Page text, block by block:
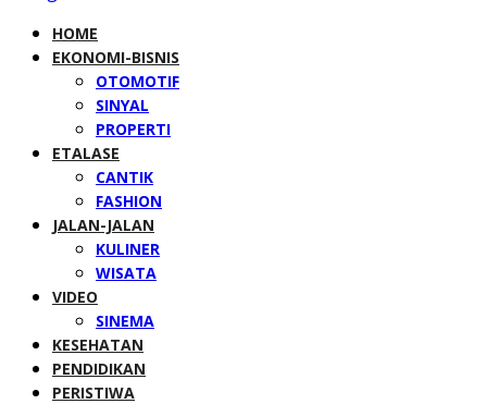
HOME
EKONOMI-BISNIS
OTOMOTIF
SINYAL
PROPERTI
ETALASE
CANTIK
FASHION
JALAN-JALAN
KULINER
WISATA
VIDEO
SINEMA
KESEHATAN
PENDIDIKAN
PERISTIWA